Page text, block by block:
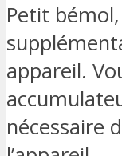
Petit
appareil.
nécessaire